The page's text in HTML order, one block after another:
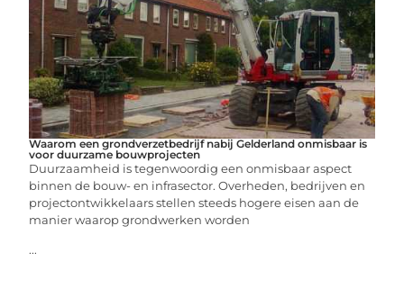
Waarom een grondverzetbedrijf nabij Gelderland onmisbaar is
voor duurzame bouwprojecten
Duurzaamheid is tegenwoordig een onmisbaar aspect
binnen de bouw- en infrasector. Overheden, bedrijven en
projectontwikkelaars stellen steeds hogere eisen aan de
manier waarop grondwerken worden
...